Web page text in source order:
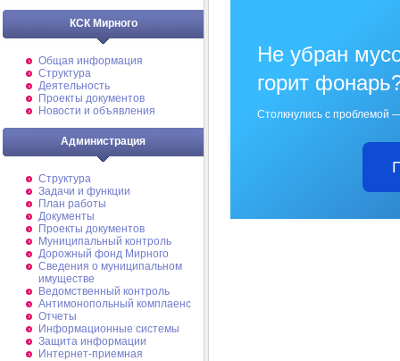
КСК Мирного
Общая информация
Структура
Деятельность
Проекты документов
Новости и объявления
Администрация
Структура
Задачи и функции
План работы
Документы
Проекты документов
Муниципальный контроль
Дорожный фонд Мирного
Cведения о муниципальном
имуществе
Ведомственный контроль
Антимонопольный комплаенс
Отчеты
Информационные системы
Защита информации
Интернет-приемная
Не убран
горит
Столкнулись с проблемой